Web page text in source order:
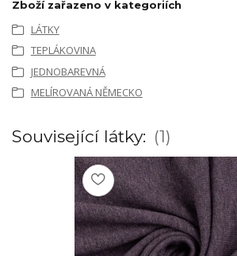
Zboží zařazeno v kategoriích
LÁTKY
TEPLÁKOVINA
JEDNOBAREVNÁ
MELÍROVANÁ NĚMECKO
Související látky: 1